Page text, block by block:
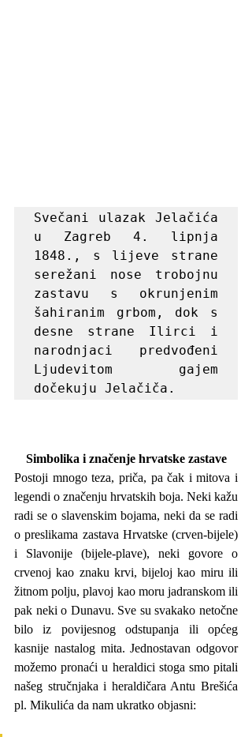
Svečani ulazak Jelačića
u Zagreb 4. lipnja
1848., s lijeve strane
serežani nose trobojnu
zastavu s okrunjenim
šahiranim grbom, dok s
desne strane Ilirci i
narodnjaci predvođeni
Ljudevitom gajem
dočekuju Jelačiča.
Simbolika i značenje hrvatske zastave
Postoji mnogo teza, priča, pa čak i mitova i
legendi o značenju hrvatskih boja. Neki kažu
radi se o slavenskim bojama, neki da se radi
o preslikama zastava Hrvatske (crven-bijele)
i Slavonije (bijele-plave), neki govore o
crvenoj kao znaku krvi, bijeloj kao miru ili
žitnom polju, plavoj kao moru jadranskom ili
pak neki o Dunavu. Sve su svakako netočne
bilo iz povijesnog odstupanja ili općeg
kasnije nastalog mita. Jednostavan odgovor
možemo pronaći u heraldici stoga smo pitali
našeg stručnjaka i heraldičara Antu Brešića
pl. Mikulića da nam ukratko objasni: